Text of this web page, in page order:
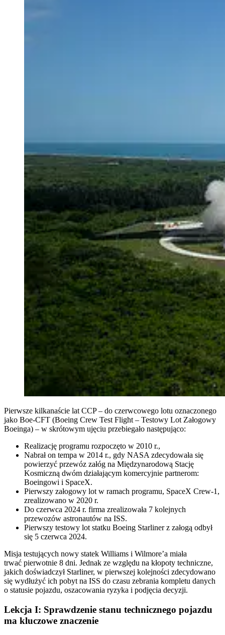
Pierwsze kilkanaście lat CCP – do czerwcowego lotu oznaczonego
jako Boe-CFT (Boeing Crew Test Flight – Testowy Lot Załogowy
Boeinga) – w skrótowym ujęciu przebiegało następująco:
Realizację programu rozpoczęto w 2010 r.,
Nabrał on tempa w 2014 r., gdy NASA zdecydowała się
powierzyć przewóz załóg na Międzynarodową Stację
Kosmiczną dwóm działającym komercyjnie partnerom:
Boeingowi i SpaceX.
Pierwszy załogowy lot w ramach programu, SpaceX Crew-1,
zrealizowano w 2020 r.
Do czerwca 2024 r. firma zrealizowała 7 kolejnych
przewozów astronautów na ISS.
Pierwszy testowy lot statku Boeing Starliner z załogą odbył
się 5 czerwca 2024.
Misja testujących nowy statek Williams i Wilmore’a miała
trwać pierwotnie 8 dni. Jednak ze względu na kłopoty techniczne,
jakich doświadczył Starliner, w pierwszej kolejności zdecydowano
się wydłużyć ich pobyt na ISS do czasu zebrania kompletu danych
o statusie pojazdu, oszacowania ryzyka i podjęcia decyzji.
Lekcja I: Sprawdzenie stanu technicznego pojazdu
ma kluczowe znaczenie